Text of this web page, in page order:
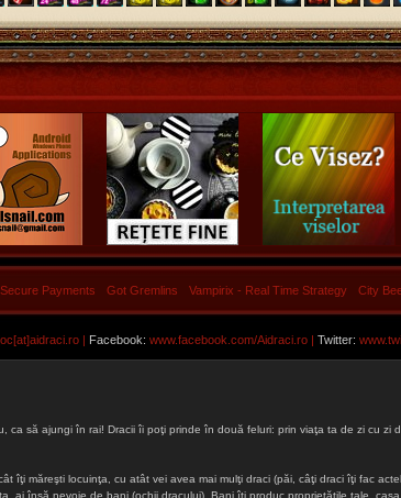
Payments Got Gremlins Vampirix - Real Time Strategy City
| Facebook: www.facebook.com/Aidraci.ro| Twitter:
ca să ajungi în rai! Dracii îi poţi prinde în două feluri: prin viaţa ta de zi cu zi
îţi măreşti locuinţa, cu atât vei avea mai mulţi draci (păi, câţi draci îţi fac
ai însă nevoie de bani (ochii dracului). Bani îţi produc proprietăţile tale,